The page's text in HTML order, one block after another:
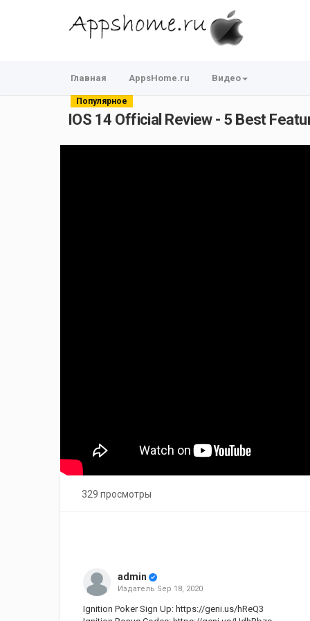
Главная AppsHome.ru Видео
Популярное
IOS 14 Official Review - 5 Best
329 просмотры
admin
Издатель Sep 18, 2020
Ignition Poker Sign Up: https://geni.us/hReQ3